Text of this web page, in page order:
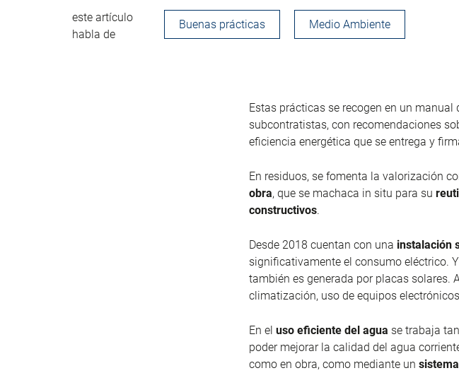
este artículo
habla de
Buenas prácticas Medio Ambiente
Estas prácticas se recogen en un
subcontratistas, con recomendaciones
eficiencia energética que se entrega y
En residuos, se fomenta la valorización
obra, que se machaca in situ para su
constructivos.
Desde 2018 cuentan con una instalación
significativamente el consumo eléctrico.
también es generada por placas solares.
climatización, uso de equipos
En el uso eficiente del agua se trabaja
poder mejorar la calidad del agua
como en obra, como mediante un